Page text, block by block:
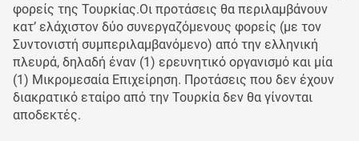
φορείς της Τουρκίας.Οι προτάσεις θα περιλαμβάνουν
κατ’ ελάχιστον δύο συνεργαζόμενους φορείς (με τον
Συντονιστή συμπεριλαμβανόμενο) από την ελληνική
πλευρά, δηλαδή έναν (1) ερευνητικό οργανισμό και μία
(1) Μικρομεσαία Επιχείρηση. Προτάσεις που δεν έχουν
διακρατικό εταίρο από την Τουρκία δεν θα γίνονται
αποδεκτές.